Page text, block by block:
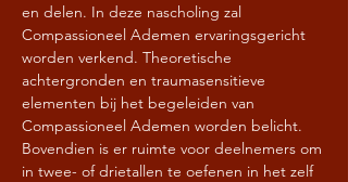
en delen. In deze nascholing zal
Compassioneel Ademen ervaringsgericht
worden verkend. Theoretische
achtergronden en traumasensitieve
elementen bij het begeleiden van
Compassioneel Ademen worden belicht.
Bovendien is er ruimte voor deelnemers om
in twee- of drietallen te oefenen in het zelf